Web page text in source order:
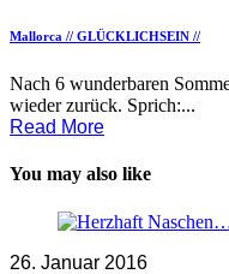
Mallorca // GLÜCKLICHSEIN //
Nach 6 wunderbaren
wieder zurück. Sprich:...
Read More
You may also like
26. Januar 2016